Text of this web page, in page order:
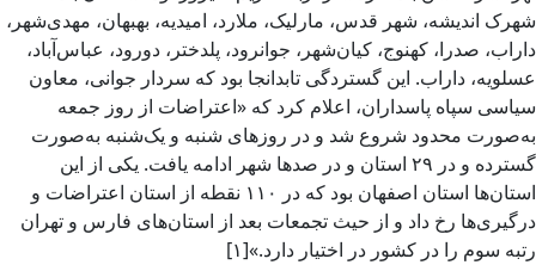
شهرک اندیشه، شهر قدس، مارلیک، ملارد، امیدیه، بهبهان، مهدی‌شهر،
داراب، صدرا، کهنوج، کیان‌شهر، جوانرود، پلدختر، دورود، عباس‌آباد،
عسلویه، داراب. این گستردگی تابدانجا بود که سردار جوانی، معاون
سیاسی سپاه پاسداران، اعلام کرد که «اعتراضات از روز جمعه
به‌صورت محدود شروع شد و در روزهای شنبه و یک‌شنبه به‌صورت
گسترده و در ۲۹ استان و در صدها شهر ادامه یافت. یکی از این
استان‌ها استان اصفهان بود که در ۱۱۰ نقطه از استان اعتراضات و
درگیری‌ها رخ داد و از حیث تجمعات بعد از استان‌های فارس و تهران
رتبه سوم را در کشور در اختیار دارد.»[۱]